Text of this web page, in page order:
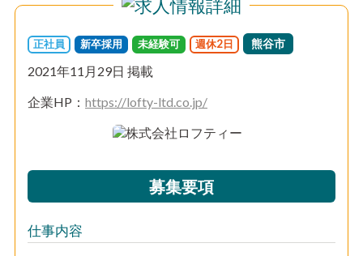
正社員 新卒採用 未経験可 週休2日 熊谷市
2021年11月29日 掲載
企業HP： https://lofty-ltd.co.jp/
募集要項
仕事内容